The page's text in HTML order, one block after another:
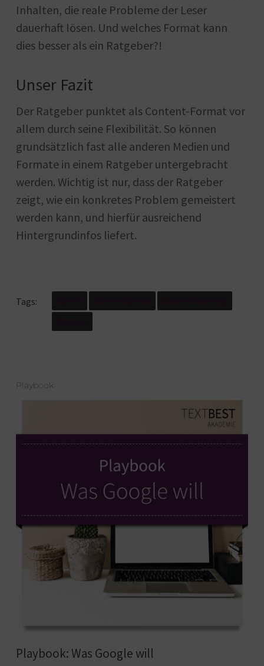
Inhalten, die reale Probleme der Leser
dauerhaft lösen. Und welches Format kann
dies besser als ein Ratgeber?!
Unser Fazit
Der Ratgeber punktet als Content-Format vor
allem durch seine Flexibilität. So können
grundsätzlich fast alle anderen Medien und
Formate in einem Ratgeber untergebracht
werden. Wichtig ist nur, dass der Ratgeber
zeigt, wie ein konkretes Problem gemeistert
werden kann, und hierfür ausreichend
Hintergrundinfos liefert.
Tags:
Playbook
Playbook: Was Google will